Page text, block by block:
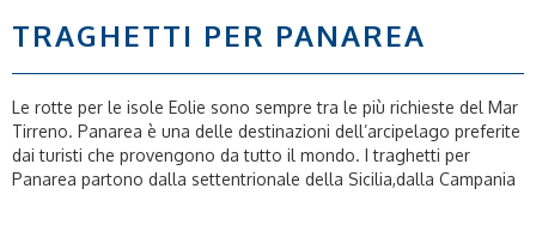
TRAGHETTI PER PANAREA
Le rotte per le isole Eolie sono sempre tra le più richieste del Mar
Tirreno. Panarea è una delle destinazioni dell’arcipelago preferite
dai turisti che provengono da tutto il mondo. I traghetti per
Panarea partono dalla settentrionale della Sicilia,dalla Campania